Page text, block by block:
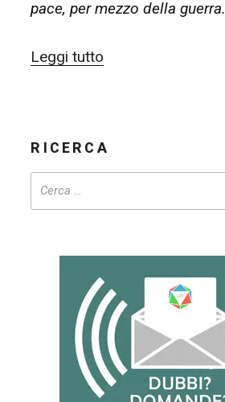
pace, per mezzo della guerra.
Leggi tutto
Vol.
–
su
Minthe”
RICERCA